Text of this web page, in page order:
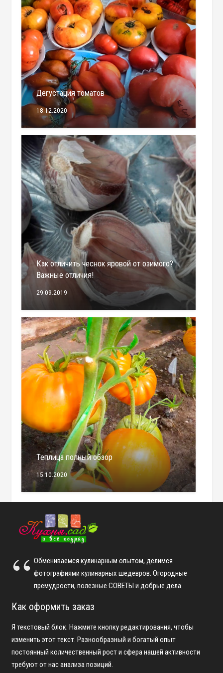
Дегустация томатов
18.12.2020
Как отличить чеснок яровой от озимого?
Важные отличия!
29.09.2019
Теплица полный обзор
15.10.2020
Обмениваемся кулинарным опытом, делимся
фотографиями кулинарных шедевров. Огородные
премудрости, полезные СОВЕТЫ и добрые дела.
Как оформить заказ
Я текстовый блок. Нажмите кнопку редактирования, чтобы
изменить этот текст. Разнообразный и богатый опыт
постоянный количественный рост и сфера нашей активности
требуют от нас анализа позиций.